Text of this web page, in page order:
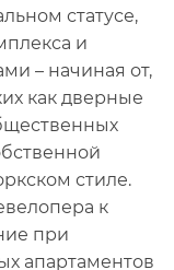
статусе,
и
– начиная от,
как дверные
стиле.
к
при
апартаментов